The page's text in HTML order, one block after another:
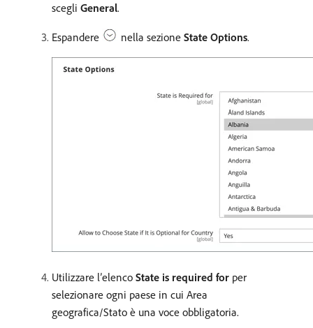
scegli General.
Espandere nella sezione State Options.
Utilizzare l’elenco State is required for per
selezionare ogni paese in cui Area
geografica/Stato è una voce obbligatoria.